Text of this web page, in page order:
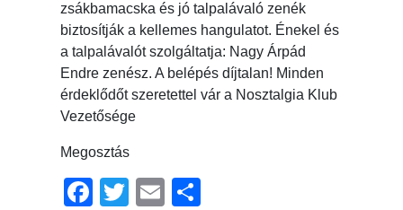
zsákbamacska és jó talpalávaló zenék
biztosítják a kellemes hangulatot. Énekel és
a talpalávalót szolgáltatja: Nagy Árpád
Endre zenész. A belépés díjtalan! Minden
érdeklődőt szeretettel vár a Nosztalgia Klub
Vezetősége
Megosztás
Facebook
TwitterEmail